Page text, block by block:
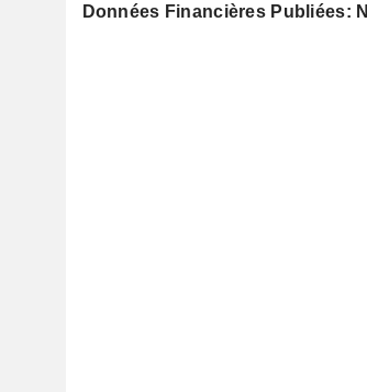
Données Financières Publiées: